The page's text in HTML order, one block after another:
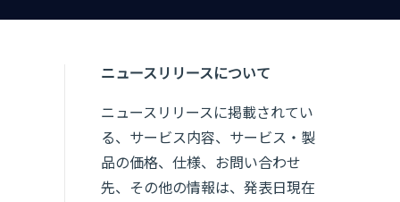
ニュースリリースについて
ニュースリリースに掲載されてい
る、サービス内容、サービス・製
品の価格、仕様、お問い合わせ
先、その他の情報は、発表日現在